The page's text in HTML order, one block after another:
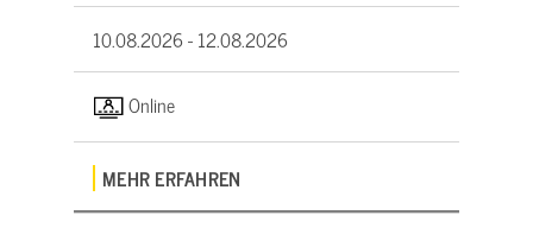
10.08.2026 -12.08.2026
Online
MEHR ERFAHREN